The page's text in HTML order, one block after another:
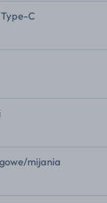
C
mijania